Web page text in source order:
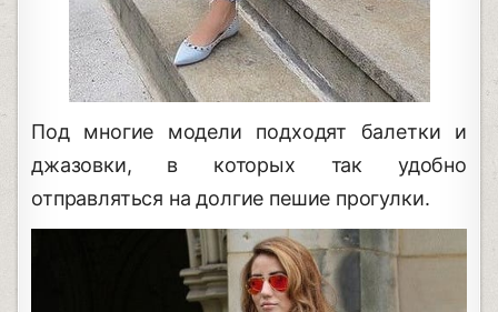
Под многие модели подходят балетки и
джазовки, в которых так удобно
отправляться на долгие пешие прогулки.